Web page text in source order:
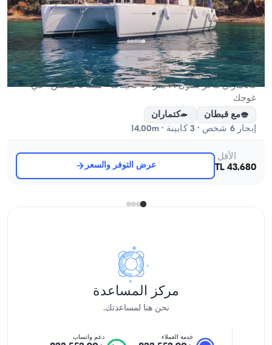
غوجك, Muğla قارب جديد
كاتاماران فاخر بطول 14 متر - 3 كابينات - سعة 6 شخص - في
غوجك
مع قبطان
كتماران
إبحار 6 شخص · 3 كابينة · 14.00m
الأقل
43.680 TL
عرض التوفر والسعر
مركز المساعدة
نحن هنا لمساعدتك.
خدمة العملاء دعم واتساب